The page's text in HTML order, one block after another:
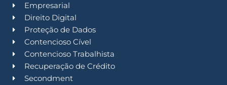
Empresarial
Direito Digital
Proteção de Dados
Contencioso Cível
Contencioso Trabalhista
Recuperação de Crédito
Secondment